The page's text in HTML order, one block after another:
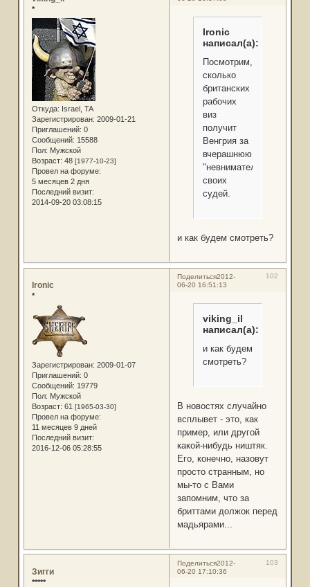
*
Откуда: Israel, TA
Зарегистрирован: 2009-01-21
Приглашений: 0
Сообщений: 15588
Пол: Мужской
Возраст: 48 [1977-10-23]
Провел на форуме:
5 месяцев 2 дня
Последний визит:
2014-09-20 03:08:15
Ironic
написал(а):
Посмотрим,
сколько
британских
рабочих
виз
получит
Венгрия за
вчерашнюю
"невнимательность"
своих
судей.
и как будем смотреть?
Поделиться 102
2012-
06-20 16:51:13
Ironic
*
Зарегистрирован: 2009-01-07
Приглашений: 0
Сообщений: 19779
Пол: Мужской
Возраст: 61 [1965-03-30]
Провел на форуме:
11 месяцев 9 дней
Последний визит:
2016-12-06 05:28:55
viking_il
написал(а):
и как будем
смотреть?
В новостях случайно
всплывет - это, как
пример, или другой
какой-нибудь ништяк.
Его, конечно, назовут
просто странным, но
мы-то с Вами
запомним, что за
бриттами должок перед
мадьярами...
Поделиться 103
2012-
06-20 17:10:36
Зигги
*****